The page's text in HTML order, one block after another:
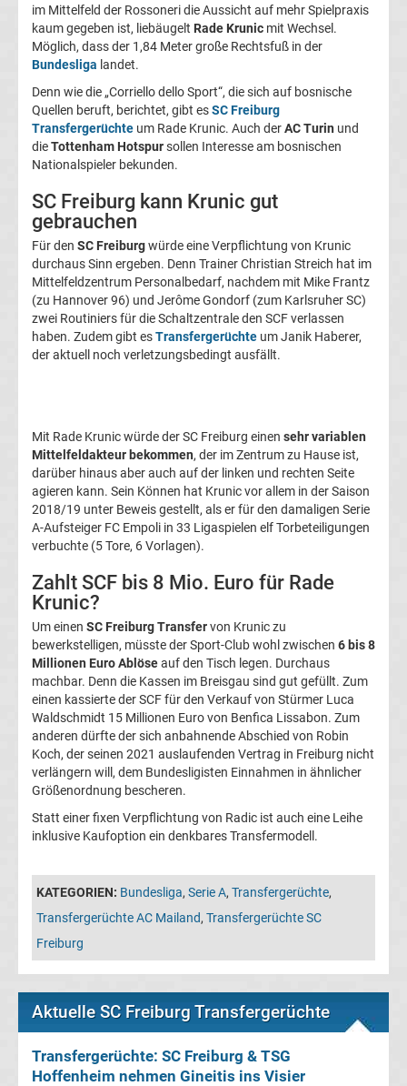
1.
FC
Nürnberg
Transfergerüchte
1.
FC
Saarbrücken
Transfergerüchte
Union
Berlin
Transfergerüchte
1.
FSV
Mainz
05
Transfergerüchte
Alemannia
Transfergerüchte
Arminia
Transfergerüchte
im Mittelfeld der Rossoneri die Aussicht auf mehr Spielpraxis
kaum gegeben ist, liebäugelt Rade Krunic mit Wechsel.
Möglich, dass der 1,84 Meter große Rechtsfuß in der
Bundesliga landet.
Denn wie die „Corriello dello Sport“, die sich auf bosnische
Quellen beruft, berichtet, gibt esSC Freiburg
Transfergerüchte um Rade Krunic. Auch derAC Turin und
dieTottenham Hotspursollen Interesse am bosnischen
Nationalspieler bekunden.
SC Freiburg kann Krunic gut
gebrauchen
Für den SC Freiburgwürde eine Verpflichtung von Krunic
durchaus Sinn ergeben. Denn Trainer Christian Streich hat im
Mittelfeldzentrum Personalbedarf, nachdem mit Mike Frantz
(zu Hannover 96) und Jerôme Gondorf (zum Karlsruher SC)
zwei Routiniers für die Schaltzentrale den SCF verlassen
haben. Zudem gibt esTransfergerüchte um Janik Haberer,
der aktuell noch verletzungsbedingt ausfällt.
Mit Rade Krunic würde der SC Freiburg einen sehr variablen
Mittelfeldakteur bekommen, der im Zentrum zu Hause ist,
darüber hinaus aber auch auf der linken und rechten Seite
agieren kann. Sein Können hat Krunic vor allem in der Saison
2018/19 unter Beweis gestellt, als er für den damaligen Serie
A-Aufsteiger FC Empoli in 33 Ligaspielen elf Torbeteiligungen
verbuchte (5 Tore, 6 Vorlagen).
Zahlt SCF bis 8 Mio. Euro für Rade
Krunic?
Um einen SC Freiburg Transfervon Krunic zu
bewerkstelligen, müsste der Sport-Club wohl zwischen 6 bis 8
Millionen Euro Ablöseauf den Tisch legen. Durchaus
machbar. Denn die Kassen im Breisgau sind gut gefüllt. Zum
einen kassierte der SCF für den Verkauf von Stürmer Luca
Waldschmidt 15 Millionen Euro von Benfica Lissabon. Zum
anderen dürfte der sich anbahnende Abschied von Robin
Koch, der seinen 2021 auslaufenden Vertrag in Freiburg nicht
verlängern will, dem Bundesligisten Einnahmen in ähnlicher
Größenordnung bescheren.
Statt einer fixen Verpflichtung von Radic ist auch eine Leihe
inklusive Kaufoption ein denkbares Transfermodell.
KATEGORIEN: Bundesliga, Serie A, Transfergerüchte,
Transfergerüchte AC Mailand, Transfergerüchte SC
Freiburg
Aktuelle SC Freiburg Transfergerüchte
Transfergerüchte: SC Freiburg & TSG
Hoffenheim nehmen Gineitis ins Visier